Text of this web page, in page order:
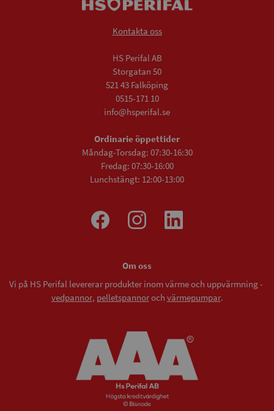
Kontakta oss
HS Perifal AB
Storgatan 50
521 43 Falköping
0515-171 10
info@hsperifal.se
Ordinarie öppettider
Måndag-Torsdag: 07:30-16:30
Fredag: 07:30-16:00
Lunchstängt: 12:00-13:00
Om oss
Vi på HS Perifal levererar produkter inom värme och uppvärmning -
vedpannor, pelletspannoroch värmepumpar.